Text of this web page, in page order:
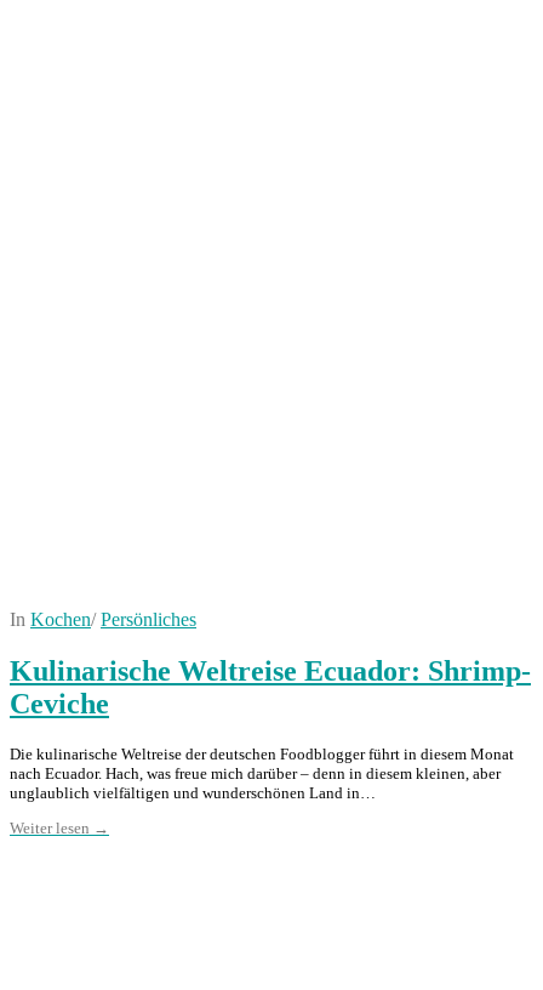
In Kochen/ Persönliches
Kulinarische Weltreise Ecuador: Shrimp-
Ceviche
Die kulinarische Weltreise der deutschen Foodblogger führt in diesem Monat
nach Ecuador. Hach, was freue mich darüber – denn in diesem kleinen, aber
unglaublich vielfältigen und wunderschönen Land in…
Weiter lesen →